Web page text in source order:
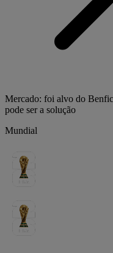
Mercado: foi alvo do
pode ser a solução
Mundial